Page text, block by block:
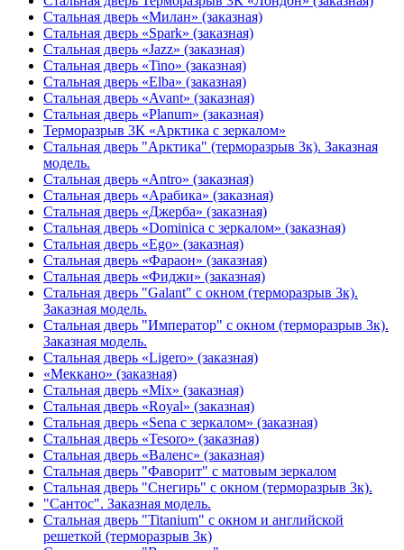
Стальная дверь «Милан» (заказная)
Стальная дверь «Spark» (заказная)
Стальная дверь «Jazz» (заказная)
Стальная дверь «Tino» (заказная)
Стальная дверь «Elba» (заказная)
Стальная дверь «Avant» (заказная)
Стальная дверь «Planum» (заказная)
Терморазрыв 3К «Арктика с зеркалом»
Стальная дверь "Арктика" (терморазрыв 3к). Заказная
модель.
Стальная дверь «Antro» (заказная)
Стальная дверь «Арабика» (заказная)
Стальная дверь «Джерба» (заказная)
Стальная дверь «Dominica с зеркалом» (заказная)
Стальная дверь «Ego» (заказная)
Стальная дверь «Фараон» (заказная)
Стальная дверь «Фиджи» (заказная)
Стальная дверь "Galant" с окном (терморазрыв 3к).
Заказная модель.
Стальная дверь "Император" с окном (терморазрыв 3к).
Заказная модель.
Стальная дверь «Ligero» (заказная)
«Меккано» (заказная)
Стальная дверь «Mix» (заказная)
Стальная дверь «Royal» (заказная)
Стальная дверь «Sena с зеркалом» (заказная)
Стальная дверь «Tesoro» (заказная)
Стальная дверь «Валенс» (заказная)
Стальная дверь "Фаворит" с матовым зеркалом
Стальная дверь "Снегирь" с окном (терморазрыв 3к).
"Сантос". Заказная модель.
Стальная дверь "Titanium" с окном и английской
решеткой (терморазрыв 3к)